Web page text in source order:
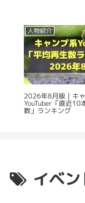
人物紹介
2026年8月版｜キ
YouTuber「直近10
数」ランキング
イベン